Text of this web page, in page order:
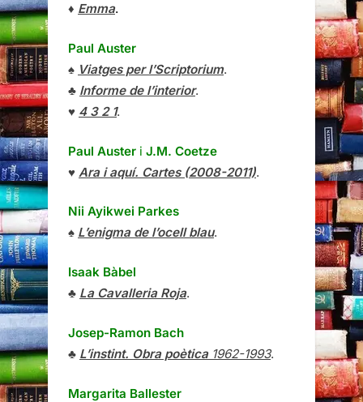
♦ Emma.
Paul Auster
♠ Viatges per l’Scriptorium.
♣ Informe de l’interior.
♥ 4 3 2 1.
Paul Auster i J.M. Coetze
♥ Ara i aquí. Cartes (2008-2011).
Nii Ayikwei Parkes
♠ L’enigma de l’ocell blau.
Isaak Bàbel
♣ La Cavalleria Roja.
Josep-Ramon Bach
♣ L’instint. Obra poètica1962-1993.
Margarita Ballester